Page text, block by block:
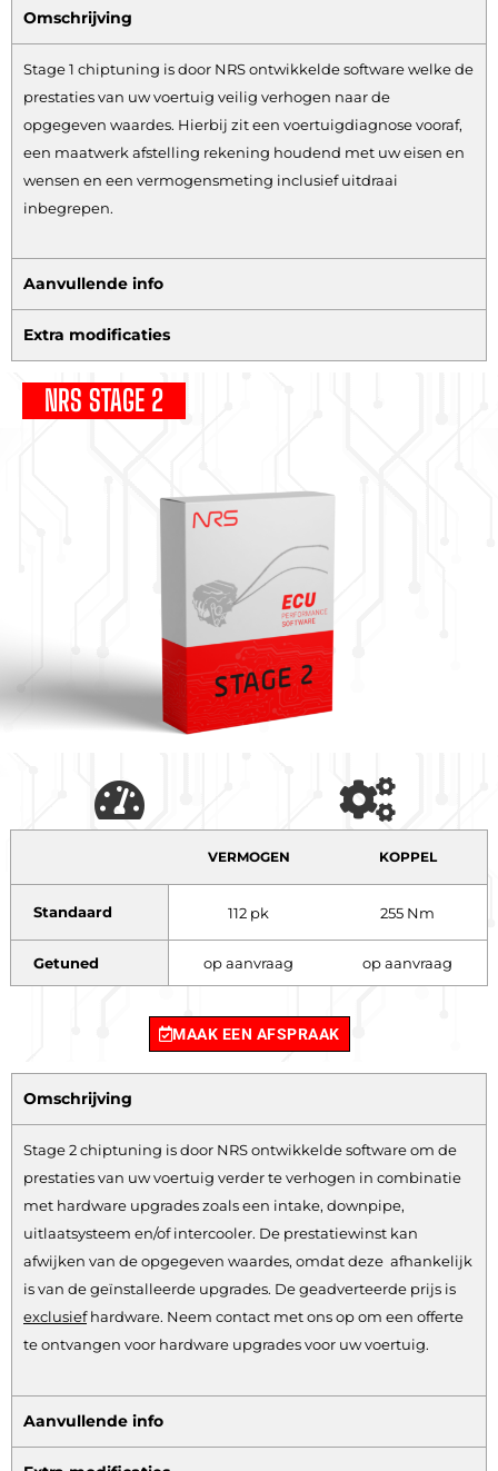
Omschrijving
Stage 1 chiptuning is door NRS ontwikkelde software welke de
prestaties van uw voertuig veilig verhogen naar de
opgegeven waardes. Hierbij zit een voertuigdiagnose vooraf,
een maatwerk afstelling rekening houdend met uw eisen en
wensen en een vermogensmeting inclusief uitdraai
inbegrepen.
Aanvullende info
Extra modificaties
NRS STAGE 2
VERMOGEN KOPPEL
Standaard 112 pk 255 Nm
Getuned op aanvraag op aanvraag
MAAK EEN AFSPRAAK
Omschrijving
Stage 2 chiptuning is door NRS ontwikkelde software om de
prestaties van uw voertuig verder te verhogen in combinatie
met hardware upgrades zoals een intake, downpipe,
uitlaatsysteem en/of intercooler. De prestatiewinst kan
afwijken van de opgegeven waardes, omdat deze afhankelijk
is van de geïnstalleerde upgrades. De geadverteerde prijs is
exclusiefhardware. Neem contact met ons op om een offerte
te ontvangen voor hardware upgrades voor uw voertuig.
Aanvullende info